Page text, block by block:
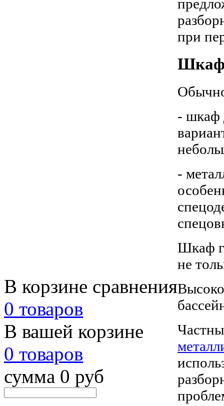
В корзине сравнения
0 товаров
В вашей корзине
0 товаров
сумма 0 руб
при
- шкаф
-
Шкаф
не